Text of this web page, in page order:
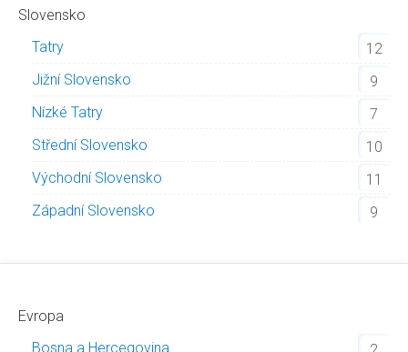
Slovensko
Tatry
12
Jižní Slovensko
9
Nízké Tatry
7
Střední Slovensko
10
Východní Slovensko
11
Západní Slovensko
9
Evropa
Bosna a Hercegovina